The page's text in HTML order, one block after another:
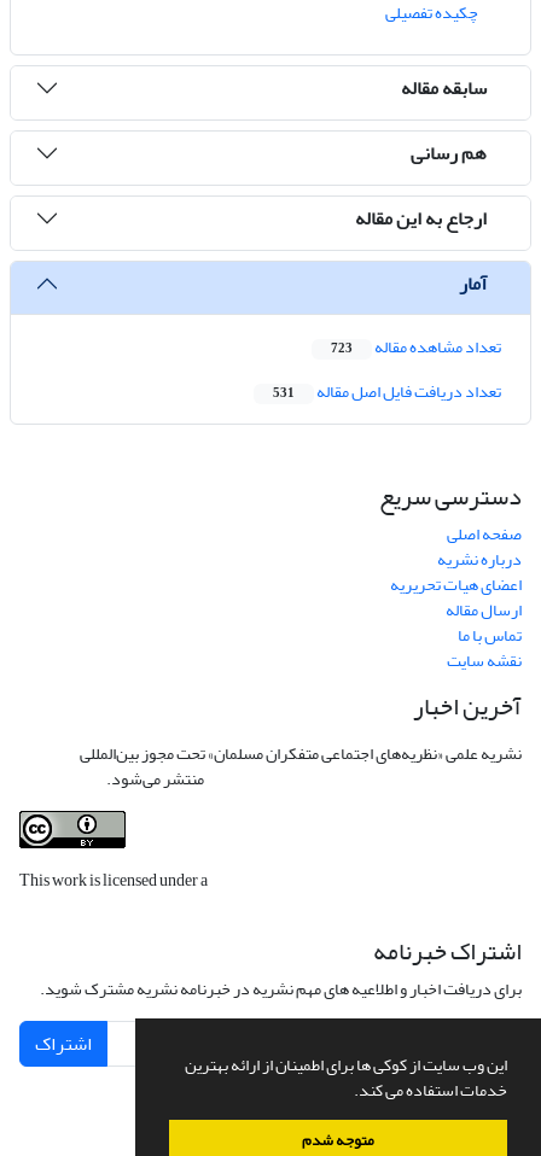
این وب سایت از کوکی ها برای اطمینان از ارائه بهترین
خدمات استفاده می کند.
متوجه شدم
چکیده تفصیلی
سابقه مقاله
هم رسانی
ارجاع به این مقاله
آمار
تعداد مشاهده مقاله 723
تعداد دریافت فایل اصل مقاله 531
دسترسی سریع
صفحه اصلی
درباره نشریه
اعضای هیات تحریریه
ارسال مقاله
تماس با ما
نقشه سایت
آخرین اخبار
نشریه علمی «نظریه‌های اجتماعی متفکران مسلمان» تحت مجوز بین‌المللی
منتشر می‌شود.
This work is licensed under a
اشتراک خبرنامه
برای دریافت اخبار و اطلاعیه های مهم نشریه در خبرنامه نشریه مشترک شوید.
اشتراک